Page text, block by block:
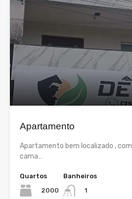
Apartamento
Apartamento bem localizado ,
cama…
Quartos
2000
Banheiros
1